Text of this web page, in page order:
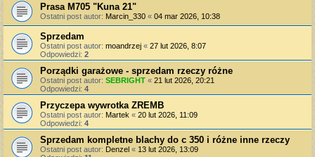
Prasa M705 "Kuna 21"
Ostatni post autor: Marcin_330 « 04 mar 2026, 10:38
Sprzedam
Ostatni post autor: moandrzej « 27 lut 2026, 8:07
Odpowiedzi: 2
Porządki garażowe - sprzedam rzeczy różne
Ostatni post autor: SEBRIGHT « 21 lut 2026, 20:21
Odpowiedzi: 4
Przyczepa wywrotka ZREMB
Ostatni post autor: Martek « 20 lut 2026, 11:09
Odpowiedzi: 4
Sprzedam kompletne blachy do c 350 i różne inne rzeczy
Ostatni post autor: Denzel « 13 lut 2026, 13:09